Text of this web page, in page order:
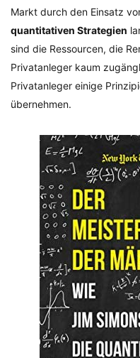
Markt durch den Einsatz
quantitativen Strategien
sind die Ressourcen, die
Privatanleger kaum
Privatanleger einige
übernehmen.